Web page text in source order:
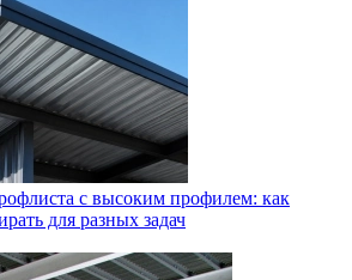
с высоким профилем: как
для разных задач